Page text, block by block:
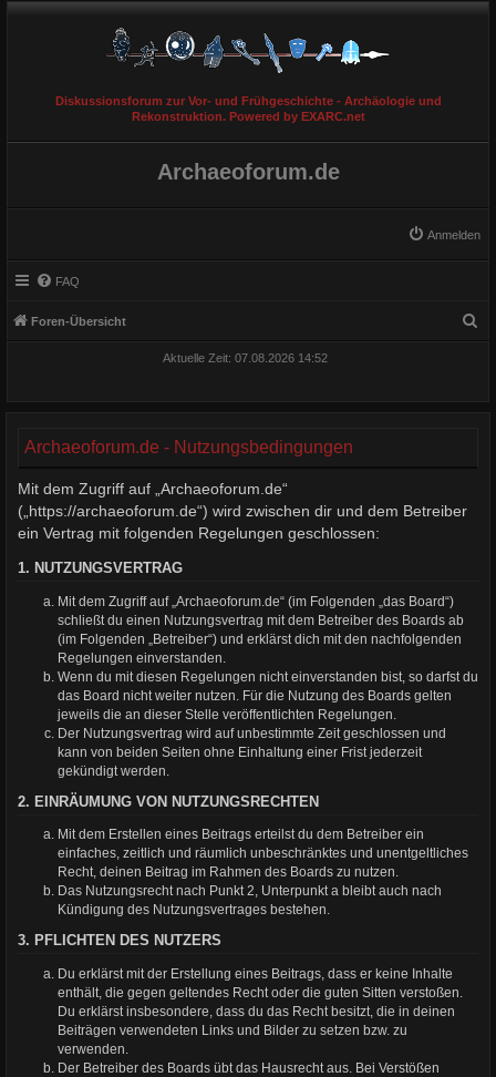
Diskussionsforum zur Vor- und Frühgeschichte - Archäologie und
Rekonstruktion. Powered by EXARC.net
Archaeoforum.de
Anmelden
FAQ
Foren-Übersicht
Aktuelle Zeit: 07.08.2026 14:52
Archaeoforum.de - Nutzungsbedingungen
Mit dem Zugriff auf „Archaeoforum.de“
(„https://archaeoforum.de“) wird zwischen dir und dem Betreiber
ein Vertrag mit folgenden Regelungen geschlossen:
1. NUTZUNGSVERTRAG
Mit dem Zugriff auf „Archaeoforum.de“ (im Folgenden „das Board“)
schließt du einen Nutzungsvertrag mit dem Betreiber des Boards ab
(im Folgenden „Betreiber“) und erklärst dich mit den nachfolgenden
Regelungen einverstanden.
Wenn du mit diesen Regelungen nicht einverstanden bist, so darfst du
das Board nicht weiter nutzen. Für die Nutzung des Boards gelten
jeweils die an dieser Stelle veröffentlichten Regelungen.
Der Nutzungsvertrag wird auf unbestimmte Zeit geschlossen und
kann von beiden Seiten ohne Einhaltung einer Frist jederzeit
gekündigt werden.
2. EINRÄUMUNG VON NUTZUNGSRECHTEN
Mit dem Erstellen eines Beitrags erteilst du dem Betreiber ein
einfaches, zeitlich und räumlich unbeschränktes und unentgeltliches
Recht, deinen Beitrag im Rahmen des Boards zu nutzen.
Das Nutzungsrecht nach Punkt 2, Unterpunkt a bleibt auch nach
Kündigung des Nutzungsvertrages bestehen.
3. PFLICHTEN DES NUTZERS
Du erklärst mit der Erstellung eines Beitrags, dass er keine Inhalte
enthält, die gegen geltendes Recht oder die guten Sitten verstoßen.
Du erklärst insbesondere, dass du das Recht besitzt, die in deinen
Beiträgen verwendeten Links und Bilder zu setzen bzw. zu
verwenden.
Der Betreiber des Boards übt das Hausrecht aus. Bei Verstößen